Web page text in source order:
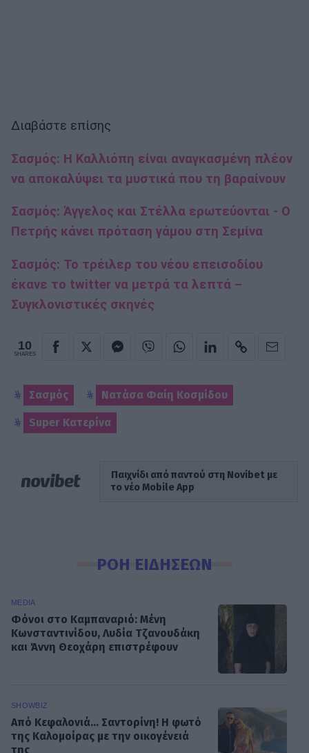
Διαβάστε επίσης
Σασμός: Η Καλλιόπη είναι αναγκασμένη πλέον
να αποκαλύψει τα μυστικά που τη βαραίνουν
Σασμός: Άγγελος και Στέλλα ερωτεύονται - Ο
Πετρής κάνει πρόταση γάμου στη Σεμίνα
Σασμός: Το τρέιλερ του νέου επεισοδίου
έκανε το twitter να μετρά τα λεπτά –
Συγκλονιστικές σκηνές
10
SHARES
Σασμός Νατάσα Φαίη Κοσμίδου
Super Κατερίνα
Παιχνίδι από παντού στη Novibet με
το νέο Mobile App
ΡΟΗ ΕΙΔΗΣΕΩΝ
MEDIA
Φόνοι στο Καμπαναριό: Μένη
Κωνσταντινίδου, Λυδία Τζανουδάκη
και Άννη Θεοχάρη επιστρέφουν
SHOWBIZ
Από Κεφαλονιά... Σαντορίνη! Η φωτό
της Καλομοίρας με την οικογένειά
της